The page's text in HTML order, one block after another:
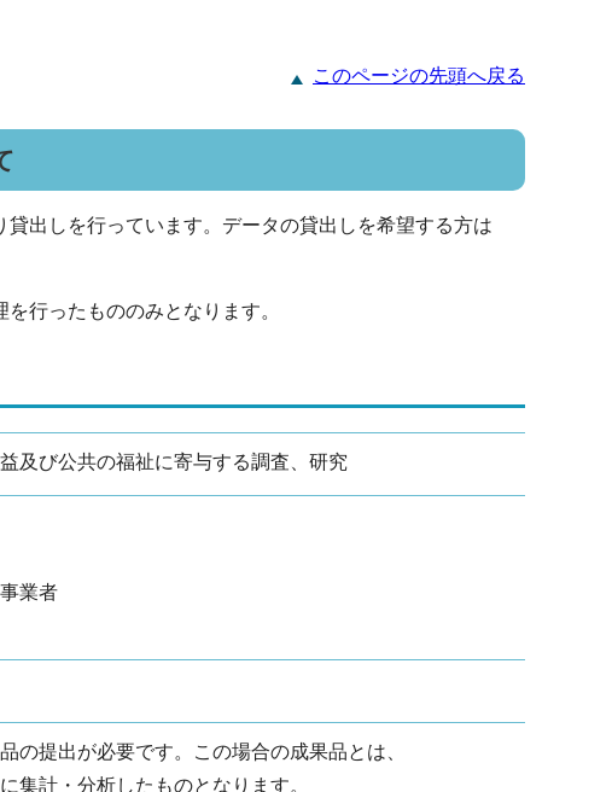
このページの先頭へ戻る
出しを行っています。データの貸出しを希望する方は
行ったもののみとなります。
及び公共の福祉に寄与する調査、研究
業者
の提出が必要です。この場合の成果品とは、
集計・分析したものとなります。